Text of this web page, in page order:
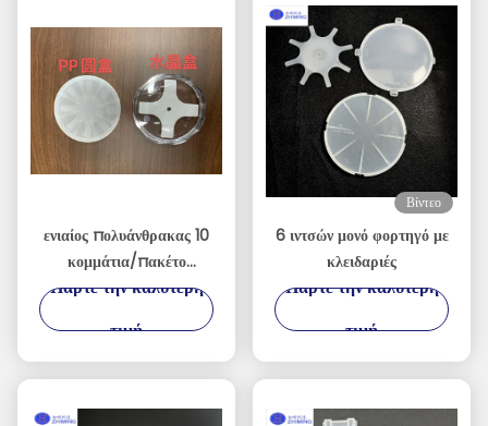
ενιαίος πολυάνθρακας 10
κομμάτια/πακέτο
περίπτωσης μεταφορέων
Πάρτε την καλύτερη
τιμή
Βίντεο
6 ιντσών μονό φορτηγό με
κλειδαριές
Πάρτε την καλύτερη
τιμή